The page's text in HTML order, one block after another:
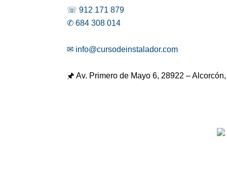
☏ 912 171 879
✆ 684 308 014
✉ info@cursodeinstalador.com
🖈 Av. Primero de Mayo 6, 28922 –